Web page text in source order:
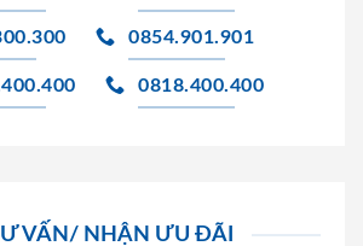
0854.901.901
0818.400.400
VẤN/ NHẬN ƯU ĐÃI